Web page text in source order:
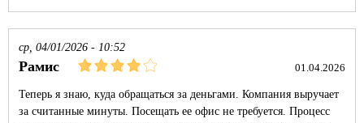
ср, 04/01/2026 - 10:52
Рамис 01.04.2026
Теперь я знаю, куда обращаться за деньгами. Компания выручает
за считанные минуты. Посещать ее офис не требуется. Процесс